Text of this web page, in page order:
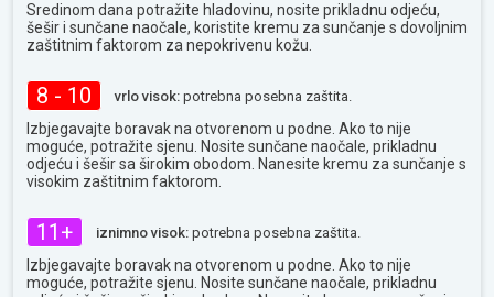
Sredinom dana potražite hladovinu, nosite prikladnu odjeću,
šešir i sunčane naočale, koristite kremu za sunčanje s dovoljnim
zaštitnim faktorom za nepokrivenu kožu.
8 - 10 vrlo visok: potrebna posebna zaštita.
Izbjegavajte boravak na otvorenom u podne. Ako to nije
moguće, potražite sjenu. Nosite sunčane naočale, prikladnu
odjeću i šešir sa širokim obodom. Nanesite kremu za sunčanje s
visokim zaštitnim faktorom.
11+ iznimno visok: potrebna posebna zaštita.
Izbjegavajte boravak na otvorenom u podne. Ako to nije
moguće, potražite sjenu. Nosite sunčane naočale, prikladnu